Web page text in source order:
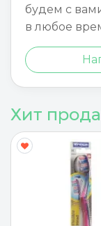
будем с
в любое
Хит